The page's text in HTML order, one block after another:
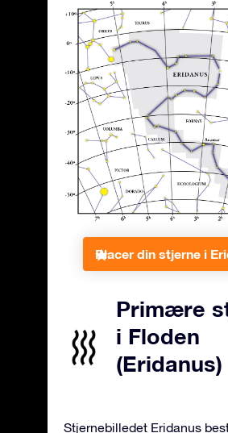
Placer din stjerne i
Primære
i Floden
(Eridanus)
Stjernebilledet Eridanus